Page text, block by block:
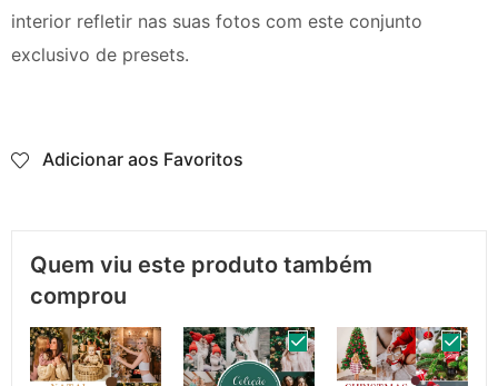
interior refletir nas suas fotos com este conjunto
exclusivo de presets.
Adicionar aos Favoritos
Quem viu este produto também
comprou